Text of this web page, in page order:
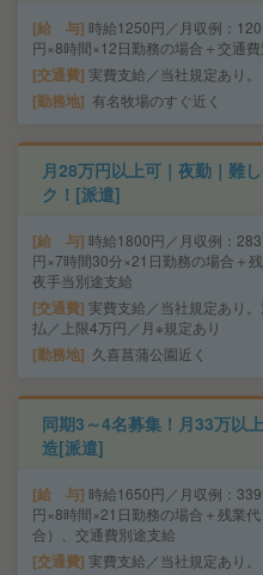
給 与 時給1250円／月収例：
円×8時間×12日勤務の場合＋交通
交通費 実費支給／当社規定あり。
勤務地 有名牧場のすぐ近く
月28万円以上可｜夜勤｜難
ク！[派遣]
給 与 時給1800円／月収例：
円×7時間30分×21日勤務の場合＋
夜手当別途支給
交通費 実費支給／当社規定あり
払／上限4万円／月※規定あり
勤務地 久喜菖蒲公園近く
同期3～4名募集！月33万以
造[派遣]
給 与 時給1650円／月収例：
円×8時間×21日勤務の場合＋残業
合）、交通費別途支給
交通費 実費支給／当社規定あり。